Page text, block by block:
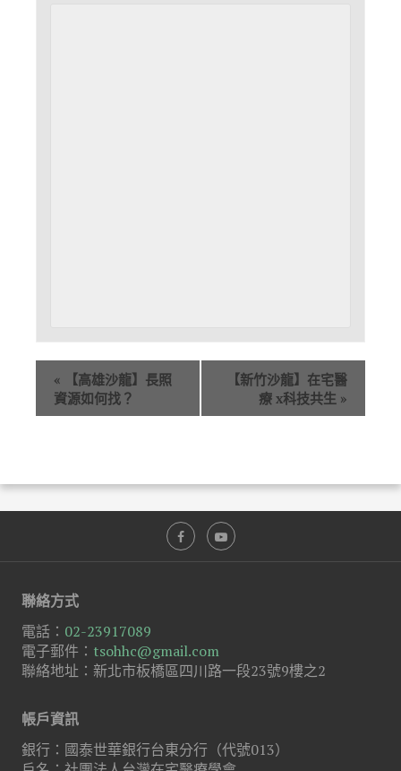
« 【高雄沙龍】長照
資源如何找？
【新竹沙龍】在宅醫
療 x科技共生 »
聯絡方式
電話： 02-23917089
電子郵件： tsohhc@gmail.com
聯絡地址：新北市板橋區四川路一段23號9樓之2
帳戶資訊
銀行：國泰世華銀行台東分行（代號013）